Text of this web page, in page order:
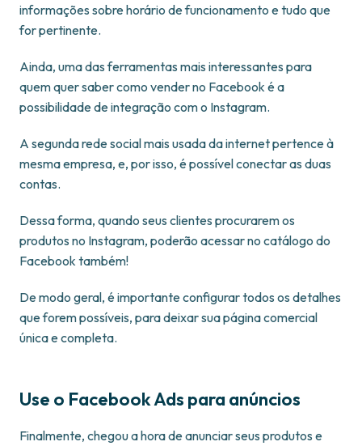
informações sobre horário de funcionamento e tudo que
for pertinente.
Ainda, uma das ferramentas mais interessantes para
quem quer saber como vender no Facebook é a
possibilidade de integração com o Instagram.
A segunda rede social mais usada da internet pertence à
mesma empresa, e, por isso, é possível conectar as duas
contas.
Dessa forma, quando seus clientes procurarem os
produtos no Instagram, poderão acessar no catálogo do
Facebook também!
De modo geral, é importante configurar todos os detalhes
que forem possíveis, para deixar sua página comercial
única e completa.
Use o Facebook Ads para anúncios
Finalmente, chegou a hora de anunciar seus produtos e